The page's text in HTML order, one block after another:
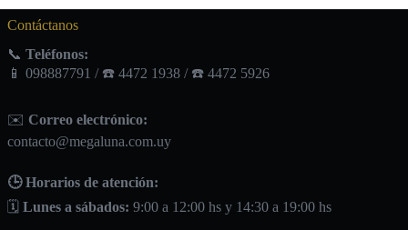
Contáctanos
📞 Teléfonos:
📱 098887791 / ☎️ 4472 1938 / ☎️ 4472 5926
✉️ Correo electrónico:
contacto@megaluna.com.uy
🕒 Horarios de atención:
🗓️ Lunes a sábados: 9:00 a 12:00 hs y 14:30 a 19:00 hs